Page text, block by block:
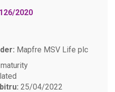
2020
Mapfre MSV Life plc
25/04/2022